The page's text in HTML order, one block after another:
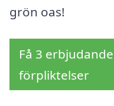
grön oas!
Få 3
förpliktelser